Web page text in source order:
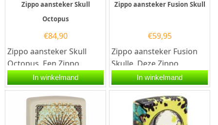
Zippo aansteker Skull
Octopus
€84,90
Zippo aansteker Skull
Octopus. Een Zippo
aansteker is een
kwalitatief...
In winkelmand
Zippo aansteker Fusion Skull
€59,95
Zippo aansteker Fusion
Skulle. Deze Zippo
aansteker heeft een
hoogglans messing
afwerking en aan de...
In winkelmand